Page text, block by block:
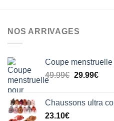
NOS ARRIVAGES
Coupe
49.99€ Le
était :
29.99€Le
est :
Chaussons ultra
23.10€